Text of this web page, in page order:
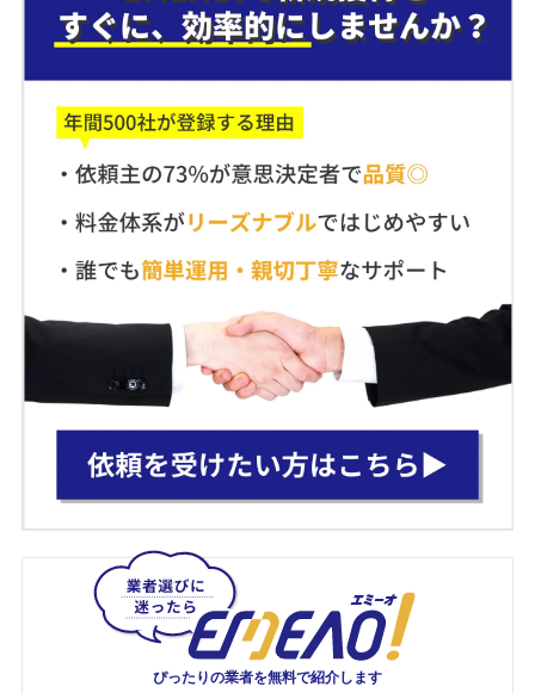
ぴったりの業者を無料で紹介します